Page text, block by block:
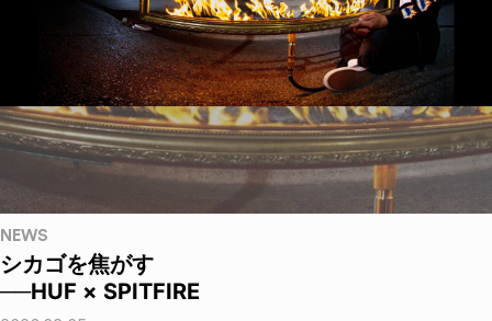
NEWS
シカゴを焦がす
──HUF × SPITFIRE